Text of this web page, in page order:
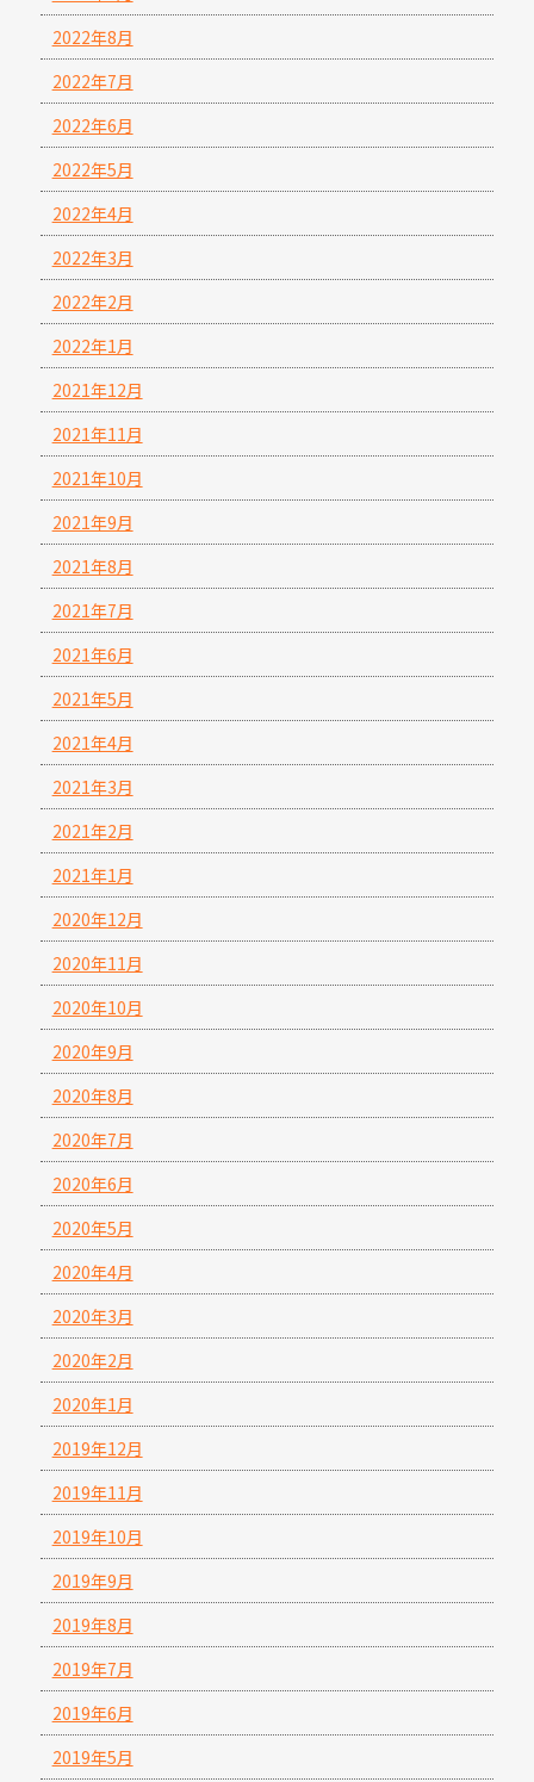
2022年8月
2022年7月
2022年6月
2022年5月
2022年4月
2022年3月
2022年2月
2022年1月
2021年12月
2021年11月
2021年10月
2021年9月
2021年8月
2021年7月
2021年6月
2021年5月
2021年4月
2021年3月
2021年2月
2021年1月
2020年12月
2020年11月
2020年10月
2020年9月
2020年8月
2020年7月
2020年6月
2020年5月
2020年4月
2020年3月
2020年2月
2020年1月
2019年12月
2019年11月
2019年10月
2019年9月
2019年8月
2019年7月
2019年6月
2019年5月